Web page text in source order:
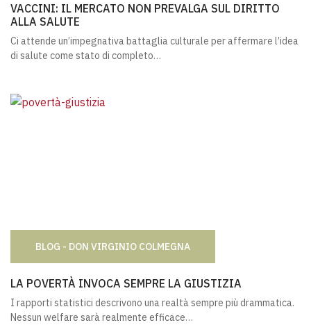
VACCINI: IL MERCATO NON PREVALGA SUL DIRITTO
ALLA SALUTE
Ci attende un’impegnativa battaglia culturale per affermare l’idea
di salute come stato di completo…
BLOG - DON VIRGINIO COLMEGNA
LA POVERTÀ INVOCA SEMPRE LA GIUSTIZIA
I rapporti statistici descrivono una realtà sempre più drammatica.
Nessun welfare sarà realmente efficace…